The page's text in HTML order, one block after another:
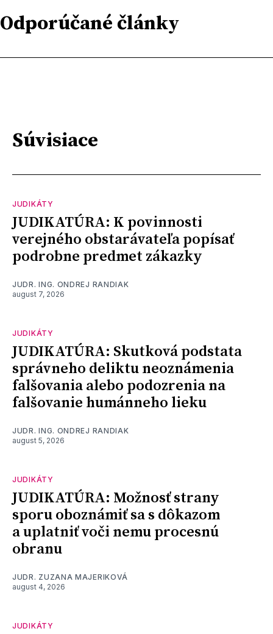
Odporúčané články
Súvisiace
JUDIKÁTY
JUDIKATÚRA: K povinnosti
verejného obstarávateľa popísať
podrobne predmet zákazky
JUDR. ING. ONDREJ RANDIAK
august 7, 2026
JUDIKÁTY
JUDIKATÚRA: Skutková podstata
správneho deliktu neoznámenia
falšovania alebo podozrenia na
falšovanie humánneho lieku
JUDR. ING. ONDREJ RANDIAK
august 5, 2026
JUDIKÁTY
JUDIKATÚRA: Možnosť strany
sporu oboznámiť sa s dôkazom
a uplatniť voči nemu procesnú
obranu
JUDR. ZUZANA MAJERIKOVÁ
august 4, 2026
JUDIKÁTY